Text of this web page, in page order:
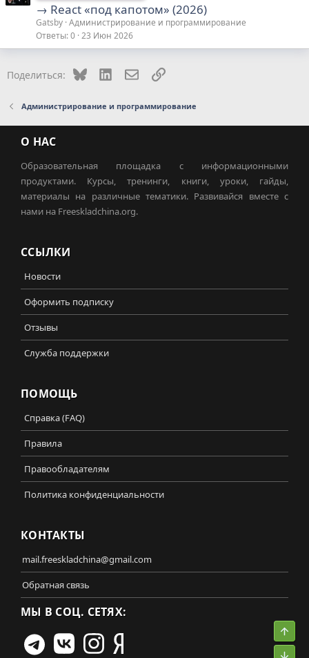
→ React «под капотом» (2026)
Gatsby Администрирование и программирование
Ответы 0 23 Июн 2026
Поделиться: Bluesky LinkedInЭлектронная почта
Ссылка
Администрирование и программирование
О НАС
Образовательная площадка с информационными
продуктами. Курсы, тренинги, книги, уроки, гайды,
материалы на различные тематики. Развивайся вместе с
нами на Freeskladchina.org.
ССЫЛКИ
Новости
Оформить подписку
Отзывы
Служба поддержки
ПОМОЩЬ
Справка (FAQ)
Правила
Правообладателям
Политика конфиденциальности
КОНТАКТЫ
mail.freeskladchina@gmail.com
Обратная связь
МЫ В СОЦ. СЕТЯХ: